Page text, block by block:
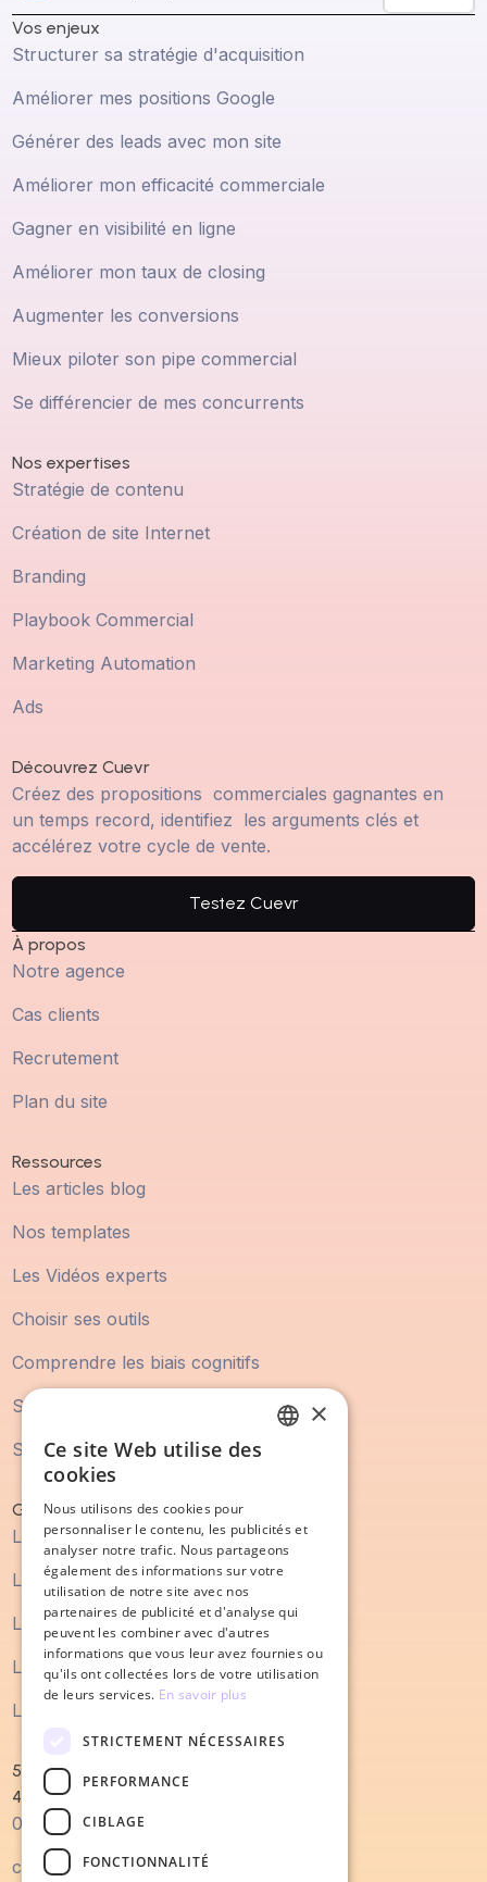
Vos enjeux
Structurer sa stratégie d'acquisition
Améliorer mes positions Google
Générer des leads avec mon site
Améliorer mon efficacité commerciale
Gagner en visibilité en ligne
Améliorer mon taux de closing
Augmenter les conversions
Mieux piloter son pipe commercial
Se différencier de mes concurrents
Nos expertises
Stratégie de contenu
Création de site Internet
Branding
Playbook Commercial
Marketing Automation
Ads
Découvrez Cuevr
Créez des propositions commerciales gagnantes en
un temps record, identifiez les arguments clés et
accélérez votre cycle de vente.
Testez Cuevr
À propos
Notre agence
Cas clients
Recrutement
Plan du site
Ressources
Les articles blog
Nos templates
Les Vidéos experts
Choisir ses outils
Comprendre les biais cognitifs
Statistique Marketing
Statistique Vente
Guide
Le guide du marketing digital
Le guide du SEO
Le guide du content marketing
Le guide du processus de vente
Le guide de la refonte de site internet
52 Quai Magellan
44000 Nantes
0240022679
contact@salesodyssey.fr
×
Ce site Web utilise des
cookies
Nous utilisons des cookies pour
personnaliser le contenu, les publicités et
analyser notre trafic. Nous partageons
également des informations sur votre
utilisation de notre site avec nos
partenaires de publicité et d'analyse qui
peuvent les combiner avec d'autres
informations que vous leur avez fournies ou
qu'ils ont collectées lors de votre utilisation
de leurs services. En savoir plus
STRICTEMENT NÉCESSAIRES
PERFORMANCE
CIBLAGE
FONCTIONNALITÉ